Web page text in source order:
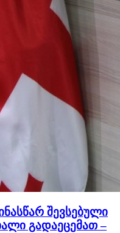
შევსებული
გადაეცემათ –